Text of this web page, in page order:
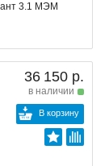
3.1 МЭМ
36 150 р.
в наличии
В корзину